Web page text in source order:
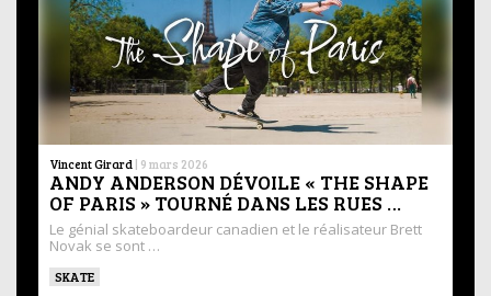
Vincent Girard | 9 mars 2026
ANDY ANDERSON DÉVOILE « THE SHAPE
OF PARIS » TOURNÉ DANS LES RUES …
Le génial skateboardeur canadien et le réalisateur Brett
Novak se sont …
SKATE